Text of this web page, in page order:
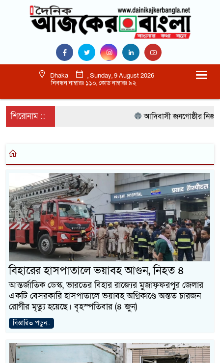
Dhaka
, Sunday, 9 August 2026
নিবন্ধন নাম্বারঃ ১১০, কোড নাম্বারঃ ৯২
শিরোনাম :: আদিবাসী জনগোষ্ঠীর
বিহারের হাসপাতালে ভয়াবহ আগুন, নিহত ৪
আন্তর্জাতিক ডেস্ক, ভারতের বিহার রাজ্যের মুজাফ্ফরপুর জেলার
একটি বেসরকারি হাসপাতালে ভয়াবহ অগ্নিকাণ্ডে অন্তত চারজন
রোগীর মৃত্যু হয়েছে। বৃহস্পতিবার (৪ জুন)
বিস্তারিত পড়ুন..